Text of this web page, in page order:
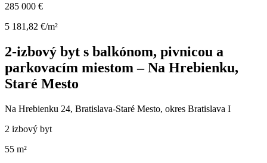
285 000 €
5 181,82 €/m²
2-izbový byt s balkónom, pivnicou a
parkovacím miestom – Na Hrebienku,
Staré Mesto
Na Hrebienku 24, Bratislava-Staré Mesto, okres Bratislava I
2 izbový byt
55 m²